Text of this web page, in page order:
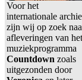
Voor het
internationale
zijn wij op zoek
afleveringen van het
muziekprogramma
Countdown zoals
uitgezonden door